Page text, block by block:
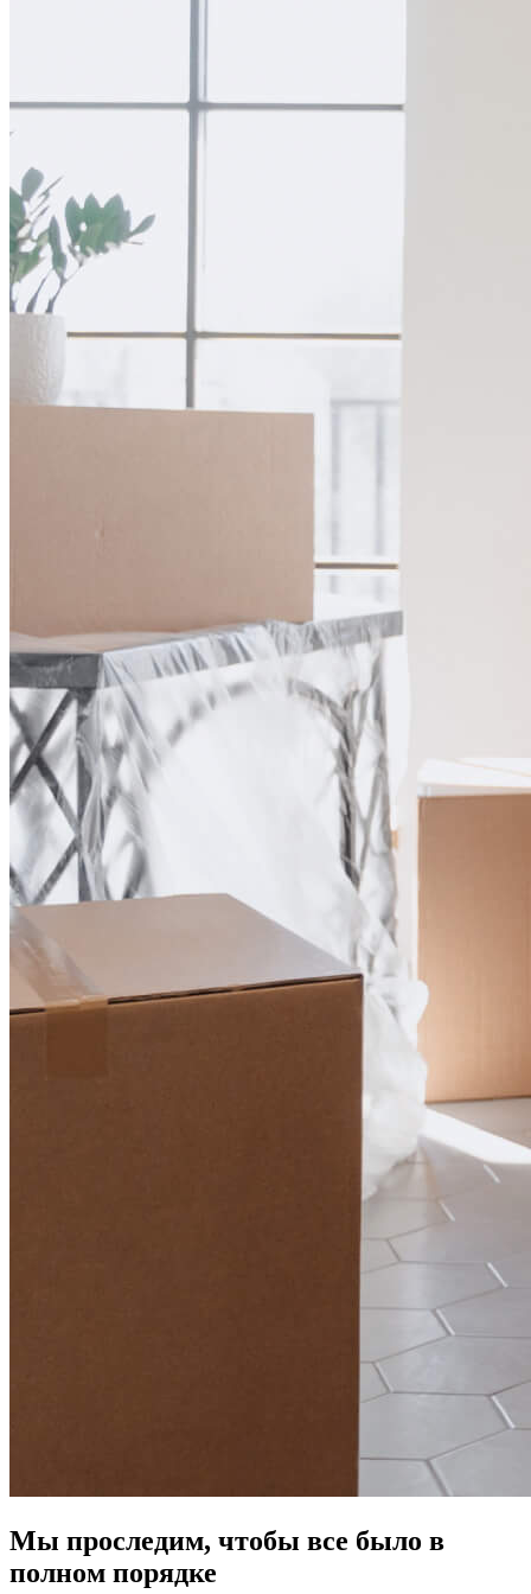
Мы проследим, чтобы все было в
полном порядке